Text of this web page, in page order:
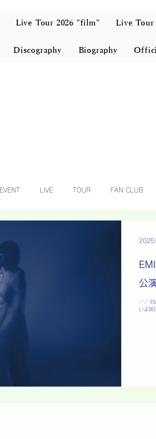
Live Tour 2026 "film" Live
Discography Biography
EVENT LIVE TOUR FAN CLUB
公
／／
いよ
2025